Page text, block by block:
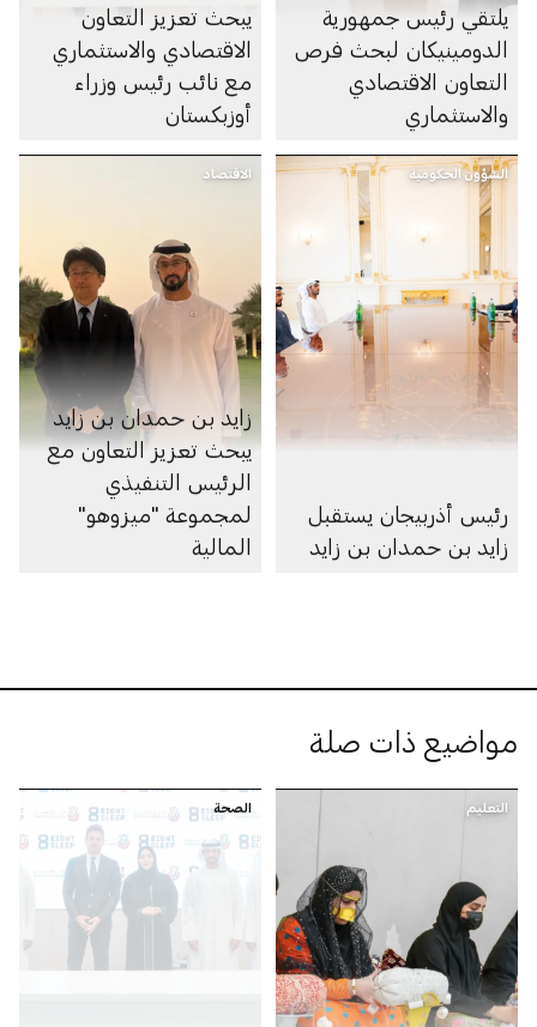
يلتقي رئيس جمهورية
الدومينيكان لبحث فرص
التعاون الاقتصادي
والاستثماري
يبحث تعزيز التعاون
الاقتصادي والاستثماري
مع نائب رئيس وزراء
أوزبكستان
الشؤون الحكومية
رئيس أذربيجان يستقبل
زايد بن حمدان بن زايد
الاقتصاد
زايد بن حمدان بن زايد
يبحث تعزيز التعاون مع
الرئيس التنفيذي
لمجموعة "ميزوهو"
المالية
مواضيع ذات صلة
التعليم الصحة